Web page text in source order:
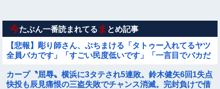
今たぶん一番読まれてる ま とめ記事
【悲報】彫り師さん、ぶちまける「タトゥー入れてるヤツ
全員バカです」「すごい民度低いです」「一言目でバカだ
カープ〝屈辱〟横浜に3タテされ5連敗。鈴木健矢6回1失点
快投も辰見痛恨の三盗失敗でチャンス消滅。完封負けで借